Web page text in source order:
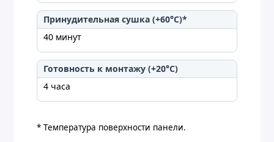
Принудительная сушка (+60°C)*
40 минут
Готовность к монтажу (+20°C)
4 часа
* Температура поверхности панели.